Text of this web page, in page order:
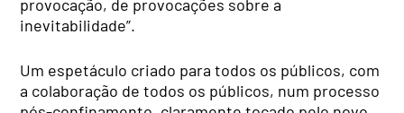
provocação, de provocações sobre a
inevitabilidade”.
Um espetáculo criado para todos os públicos, com
a colaboração de todos os públicos, num processo